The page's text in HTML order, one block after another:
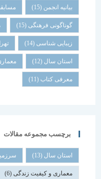
بیانیه انجمن(15) مسابقه
گوناگونی فرهنگی (15)
زیبایی شناسی (14) تهران
استان سال(12) معماری پایدار
معرفی کتاب(11)
برچسب مجموعه مقالات
استان سال(13) سرزمین
معماری و کیفیت زندگی(6)